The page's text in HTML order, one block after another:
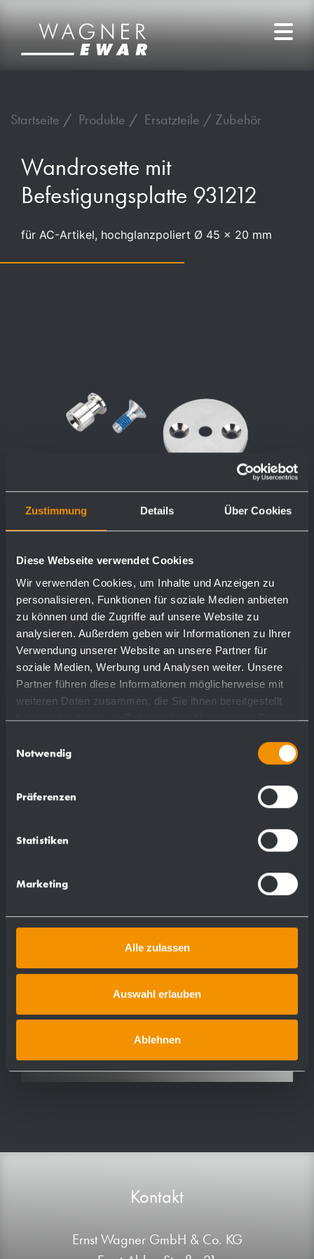
Zustimmung Details Über Cookies
Diese Webseite verwendet Cookies
Wir verwenden Cookies, um Inhalte und Anzeigen zu
personalisieren, Funktionen für soziale Medien anbieten
zu können und die Zugriffe auf unsere Website zu
analysieren. Außerdem geben wir Informationen zu Ihrer
Verwendung unserer Website an unsere Partner für
soziale Medien, Werbung und Analysen weiter. Unsere
Partner führen diese Informationen möglicherweise mit
weiteren Daten zusammen, die Sie ihnen bereitgestellt
haben oder die sie im Rahmen Ihrer Nutzung der Dienste
Notwendig
Präferenzen
Statistiken
Marketing
Alle zulassen
Auswahl erlauben
Ablehnen
Startseite Produkte Ersatzteile / Zubehör
Wandrosette mit
Befestigungsplatte 931212
für AC-Artikel, hochglanzpoliert Ø 45 x 20 mm
0,1 kg
AC215
AC217
AC220
AC225-2
AC270
Kontakt
Ernst Wagner GmbH & Co. KG